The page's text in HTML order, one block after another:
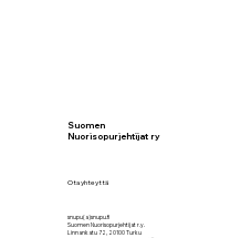
Suomen
Nuorisopurjehtijat ry
snupu(a)snupu.fi
Suomen Nuorisopurjehtijat r.y.
Linnankatu 72, 20100 Turku
Ota yhteyttä